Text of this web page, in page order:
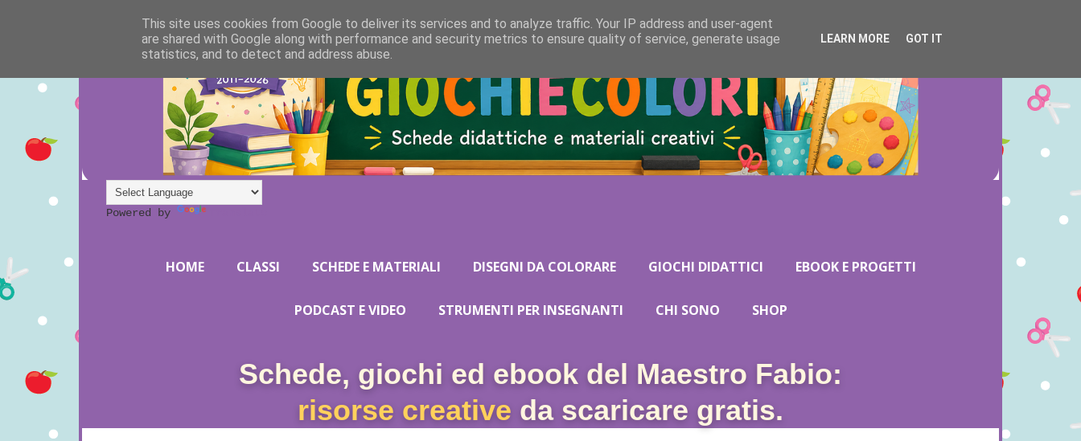
Powered by
HOME CLASSI SCHEDE E MATERIALI DISEGNI DA COLORARE GIOCHI DIDATTICI EBOOK E PROGETTI
PODCAST E VIDEO STRUMENTI PER INSEGNANTI CHI SONO SHOP
Schede, giochi ed ebook del Maestro Fabio:
risorse creative da scaricare gratis.
This site uses cookies from Google to deliver its services and to analyze traffic. Your IP address and user-agent
are shared with Google along with performance and security metrics to ensure quality of service, generate usage
statistics, and to detect and address abuse.
LEARN MORE GOT IT